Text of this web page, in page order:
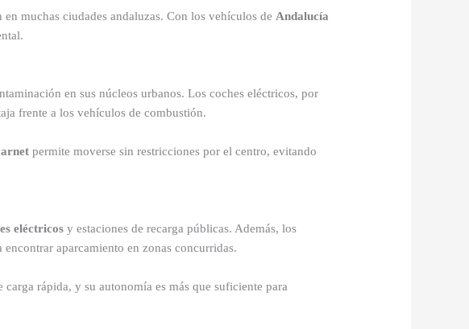
muchas ciudades andaluzas. Con los vehículos de Andalucía
en sus núcleos urbanos. Los coches eléctricos, por
frente a los vehículos de combustión.
permite moverse sin restricciones por el centro, evitando
eléctricos y estaciones de recarga públicas. Además, los
encontrar aparcamiento en zonas concurridas.
rápida, y su autonomía es más que suficiente para